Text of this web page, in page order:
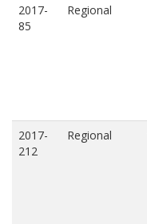
2017-
85
Regional
2017-
212
Regional